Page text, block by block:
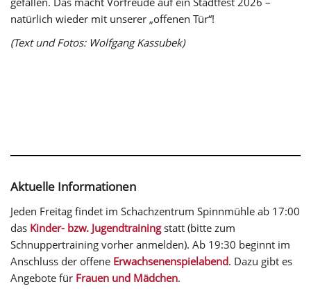
natürlich wieder mit unserer „offenen Tür“!
(Text und Fotos: Wolfgang Kassubek)
Aktuelle Informationen
Jeden Freitag findet im Schachzentrum Spinnmühle ab 17:00
das Kinder- bzw. Jugendtrainingstatt (bitte zum
Schnuppertraining vorher anmelden). Ab 19:30 beginnt im
Anschluss der offene Erwachsenenspielabend. Dazu gibt es
Angebote für Frauen und Mädchen.